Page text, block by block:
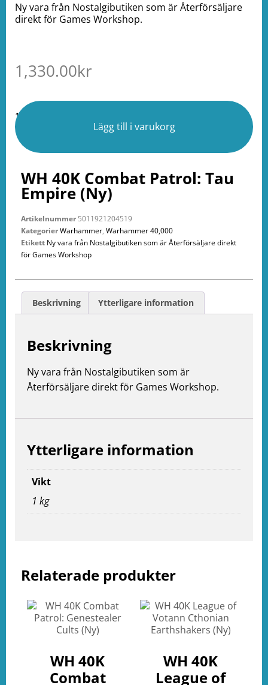
Ny vara från Nostalgibutiken som är Återförsäljare
direkt för Games Workshop.
1,330.00kr
1 i lager
Lägg till i varukorg
Relaterade produkter
WH 40K
Combat
WH 40K
League of
WH 40K Combat Patrol: Tau
Empire (Ny)
Artikelnummer 5011921204519
KategorierWarhammer, Warhammer 40,000
Etikett Ny vara från Nostalgibutiken som är Återförsäljare direkt
för Games Workshop
Beskrivning Ytterligare information
Beskrivning
Ny vara från Nostalgibutiken som är
Återförsäljare direkt för Games Workshop.
Ytterligare information
Vikt
1 kg